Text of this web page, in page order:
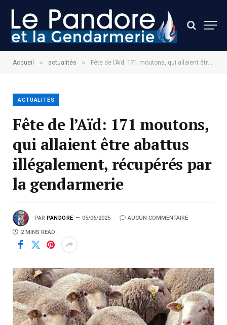
Accueil » actualités » Fête de l’Aïd: 171 moutons, qui allaient être abattus illégalement, récupérés par la gendarmerie
ACTUALITÉS
Fête de l’Aïd: 171 moutons,
qui allaient être abattus
illégalement, récupérés par
la gendarmerie
PAR PANDORE 05/06/2025 AUCUN COMMENTAIRE
2 MINS READ